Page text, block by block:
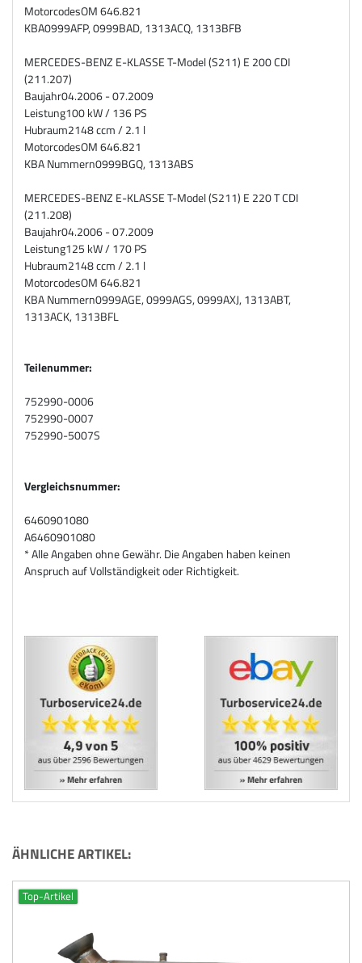
MotorcodesOM 646.821
KBA0999AFP, 0999BAD, 1313ACQ, 1313BFB
MERCEDES-BENZ E-KLASSE T-Model (S211) E 200 CDI
(211.207)
Baujahr04.2006 - 07.2009
Leistung100 kW / 136 PS
Hubraum2148 ccm / 2.1 l
MotorcodesOM 646.821
KBA Nummern0999BGQ, 1313ABS
MERCEDES-BENZ E-KLASSE T-Model (S211) E 220 T CDI
(211.208)
Baujahr04.2006 - 07.2009
Leistung125 kW / 170 PS
Hubraum2148 ccm / 2.1 l
MotorcodesOM 646.821
KBA Nummern0999AGE, 0999AGS, 0999AXJ, 1313ABT,
1313ACK, 1313BFL
Teilenummer:
752990-0006
752990-0007
752990-5007S
Vergleichsnummer:
6460901080
A6460901080
* Alle Angaben ohne Gewähr. Die Angaben haben keinen
Anspruch auf Vollständigkeit oder Richtigkeit.
ÄHNLICHE ARTIKEL:
Top-Artikel